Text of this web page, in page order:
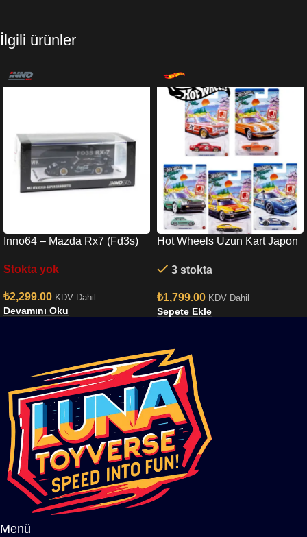
İlgili ürünler
Inno64 – Mazda Rx7 (Fd3s)
lbwk-rx7-01
Stokta yok
₺2,299.00 KDV Dahil
Devamını Oku
Hot Wheels Uzun Kart Japon
3 stokta
₺1,799.00 KDV Dahil
Sepete Ekle
Menü